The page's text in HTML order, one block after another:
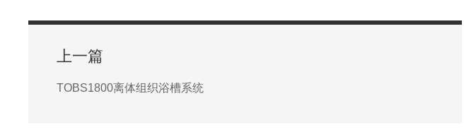
上一篇
TOBS1800离体组织浴槽系统